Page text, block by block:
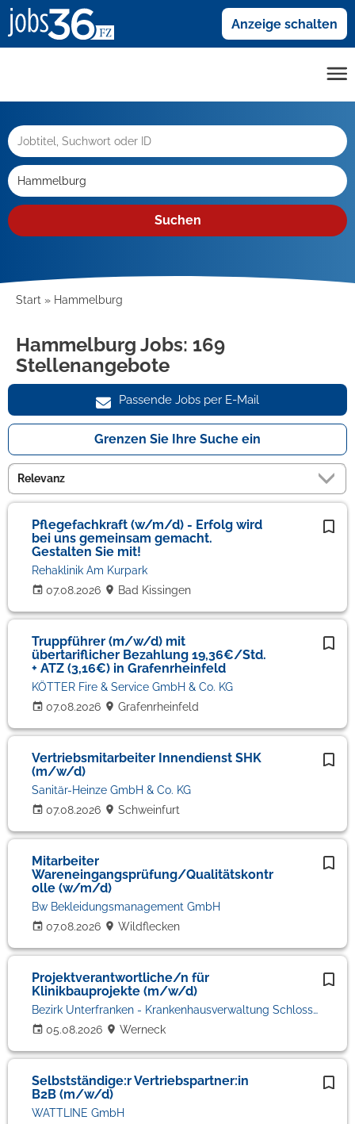
Anzeige schalten
Suchen
Start Hammelburg
Hammelburg Jobs: 169
Stellenangebote
Passende Jobs per E-Mail
Grenzen Sie Ihre Suche ein
Pflegefachkraft (w/m/d) - Erfolg wird
bei uns gemeinsam gemacht.
Gestalten Sie mit!
07.08.2026
Rehaklinik Am Kurpark
Bad Kissingen
Truppführer (m/w/d) mit
übertariflicher Bezahlung 19,36€/Std.
+ ATZ (3,16€) in Grafenrheinfeld
07.08.2026
KÖTTER Fire & Service GmbH & Co. KG
Grafenrheinfeld
Vertriebsmitarbeiter Innendienst SHK
(m/w/d)
07.08.2026
Sanitär-Heinze GmbH & Co. KG
Schweinfurt
Mitarbeiter
Wareneingangsprüfung/Qualitätskontr
olle (w/m/d)
07.08.2026
Bw Bekleidungsmanagement GmbH
Wildflecken
Projektverantwortliche/n für
Klinikbauprojekte (m/w/d)
05.08.2026
Bezirk Unterfranken - Krankenhausverwaltung Schloss Werneck
Werneck
Selbstständige:r Vertriebspartner:in
B2B (m/w/d)
WATTLINE GmbH